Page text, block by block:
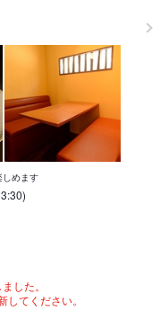
しめます
した。
てください。